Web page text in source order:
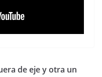
de eje y otra un